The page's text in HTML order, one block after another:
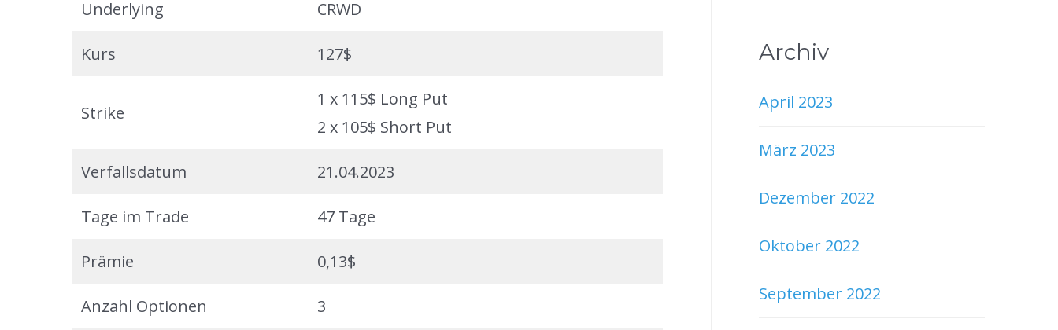
Underlying CRWD
Kurs 127$
Strike
1 x 115$ Long Put
2 x 105$ Short Put
Verfallsdatum 21.04.2023
Tage im Trade 47 Tage
Prämie 0,13$
Anzahl Optionen 3
Archiv
April 2023
März 2023
Dezember 2022
Oktober 2022
September 2022